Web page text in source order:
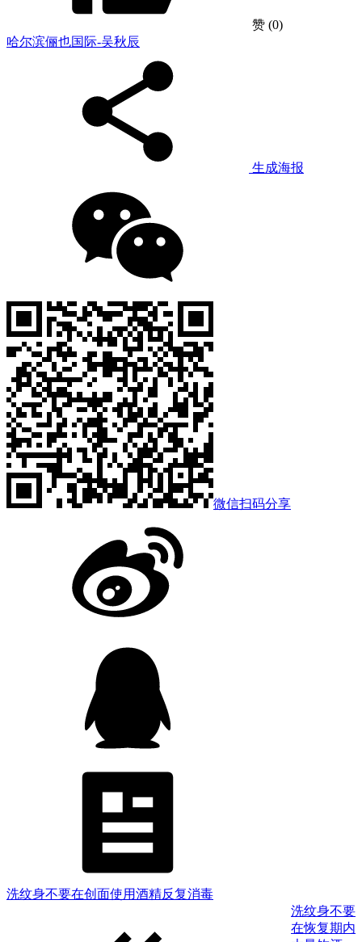
赞 (0)
哈尔滨俪也国际-吴秋辰
生成海报
微信扫码分享
洗纹身不要在创面使用酒精反复消毒
洗纹身不要
在恢复期内